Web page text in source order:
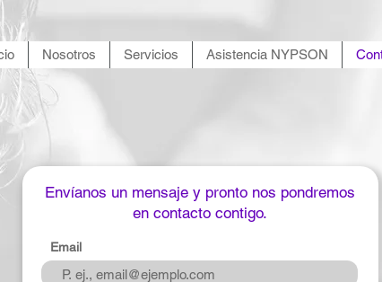
Nosotros Servicios Asistencia NYPSON
Envíanos un mensaje y pronto nos pondremos
en contacto contigo.
Email